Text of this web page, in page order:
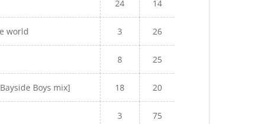
24 14
world 3 26
8 25
Boys mix] 18 20
3 75